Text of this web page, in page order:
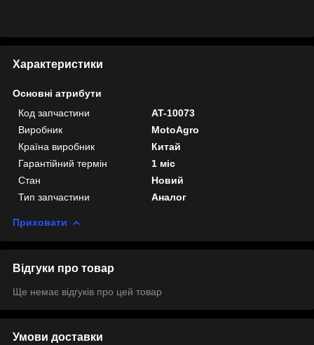
Характеристики
Основні атрибути
Код запчастини
AT-10073
Виробник
MotoAgro
Країна виробник
Китай
Гарантійний термін
1 міс
Стан
Новий
Тип запчастини
Аналог
Приховати
Відгуки про товар
Ще немає відгуків про цей товар
Умови доставки